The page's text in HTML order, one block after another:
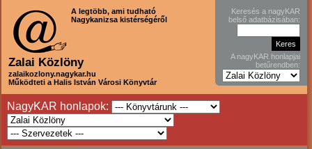
A legtöbb, ami tudható
Nagykanizsa kistérségéről
Zalai Közlöny
zalaikozlony.nagykar.hu
Működteti a Halis István Városi Könyvtár
Keresés a nagyKAR
belső adatbázisában:
A nagyKAR honlapjai
betűrendben:
NagyKAR honlapok: